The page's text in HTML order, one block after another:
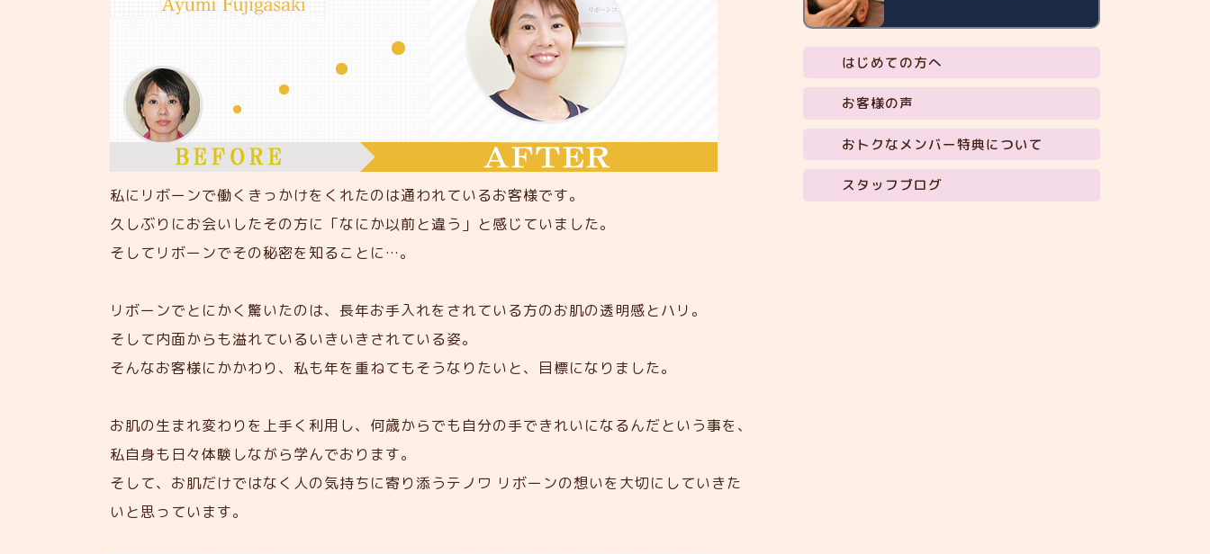
私にリボーンで働くきっかけをくれたのは通われているお客様です。
久しぶりにお会いしたその方に「なにか以前と違う」と感じていました。
そしてリボーンでその秘密を知ることに…。
リボーンでとにかく驚いたのは、長年お手入れをされている方のお肌の透明感とハリ。
そして内面からも溢れているいきいきされている姿。
そんなお客様にかかわり、私も年を重ねてもそうなりたいと、目標になりました。
お肌の生まれ変わりを上手く利用し、何歳からでも自分の手できれいになるんだという事を、
私自身も日々体験しながら学んでおります。
そして、お肌だけではなく人の気持ちに寄り添うテノワ リボーンの想いを大切にしていきた
いと思っています。
はじめての方へ
お客様の声
おトクなメンバー特典について
スタッフブログ